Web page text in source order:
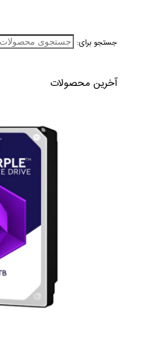
جستجو برای:
آخرین محصولات